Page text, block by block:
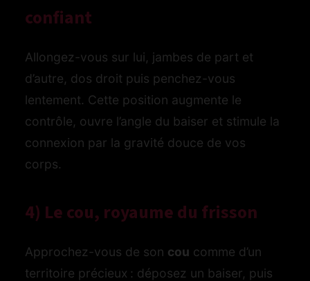
confiant
Allongez-vous sur lui, jambes de part et
d’autre, dos droit puis penchez-vous
lentement. Cette position augmente le
contrôle, ouvre l’angle du baiser et stimule la
connexion par la gravité douce de vos
corps.
4) Le cou, royaume du frisson
Approchez-vous de son cou comme d’un
territoire précieux : déposez un baiser, puis